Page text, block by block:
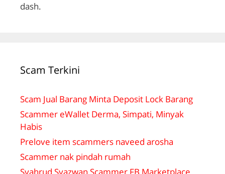
dash.
Scam Terkini
Scam Jual Barang Minta Deposit Lock Barang
Scammer eWallet Derma, Simpati, Minyak
Habis
Prelove item scammers naveed arosha
Scammer nak pindah rumah